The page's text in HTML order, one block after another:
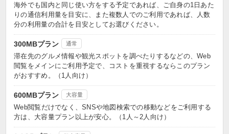
海外でも国内と同じ使い方をする予定であれば、ご自身の1日あた
りの通信利用量を目安に、また複数人でのご利用であれば、人数
分の利用量の合計を目安としてお選びください。
300MBプラン 通常
滞在先のグルメ情報や観光スポットを調べたりするなどの、Web
閲覧をメインにご利用予定で、コストを重視するならこのプラン
がおすすめ。（1人向け）
600MBプラン 大容量
Web閲覧だけでなく、SNSや地図検索での移動などをご利用する
方は、大容量プラン以上が安心。（1人～2人向け）